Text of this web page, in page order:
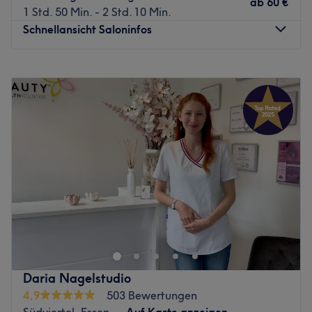
1 Std. 50 Min. - 2 Std. 10 Min.
Schnellansicht Saloninfos
Dienstag
08:30–18:30
Mittwoch
08:30 –15:00
08:30–15:00
08:30–19:00
10:00 –15:15
Geschlossen
Hast du Lust auf einen klassischen, natürlichen oder
individuellen Look? So oder so, bei Maaalissa Beauty in
Essen werden deine Wünsche wahr. Bei der vielfältigen
Auswahl an Maniküren, Pediküren und Nageldesigns ist
ein gepflegtes Aussehen für jeden Anlass garantiert. Hier
kannst du einen Moment vom Alltag abschalten und dir
eine kleine Beauty- und Pflege-Einheit gönnen!
Daria Nagelstudio
4,9
503 Bewertungen